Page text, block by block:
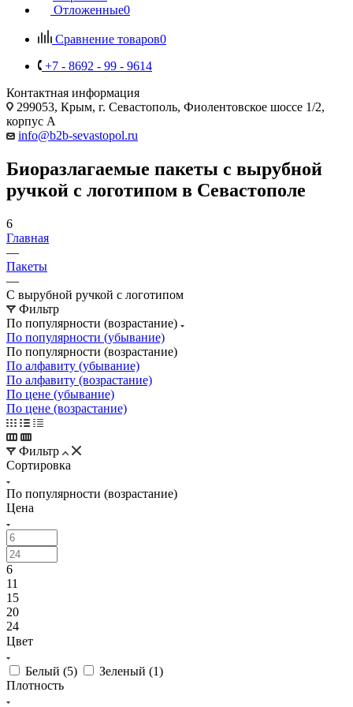
Отложенные0
Сравнение товаров0
+7 - 8692 - 99 - 9614
Контактная информация
299053, Крым, г. Севастополь, Фиолентовское шоссе 1/2,
корпус А
info@b2b-sevastopol.ru
Биоразлагаемые пакеты с вырубной
ручкой с логотипом в Севастополе
6
Главная
—
Пакеты
—
С вырубной ручкой с логотипом
Фильтр
По популярности (возрастание)
По популярности (убывание)
По популярности (возрастание)
По алфавиту (убывание)
По алфавиту (возрастание)
По цене (убывание)
По цене (возрастание)
Фильтр
Сортировка
По популярности (возрастание)
Цена
6
11
15
20
24
Цвет
Белый (5) Зеленый (1)
Плотность